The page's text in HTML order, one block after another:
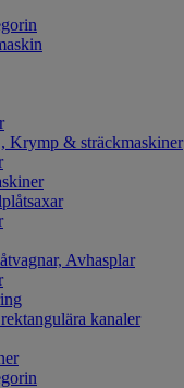
Krymp & sträckmaskiner
Avhasplar
kanaler